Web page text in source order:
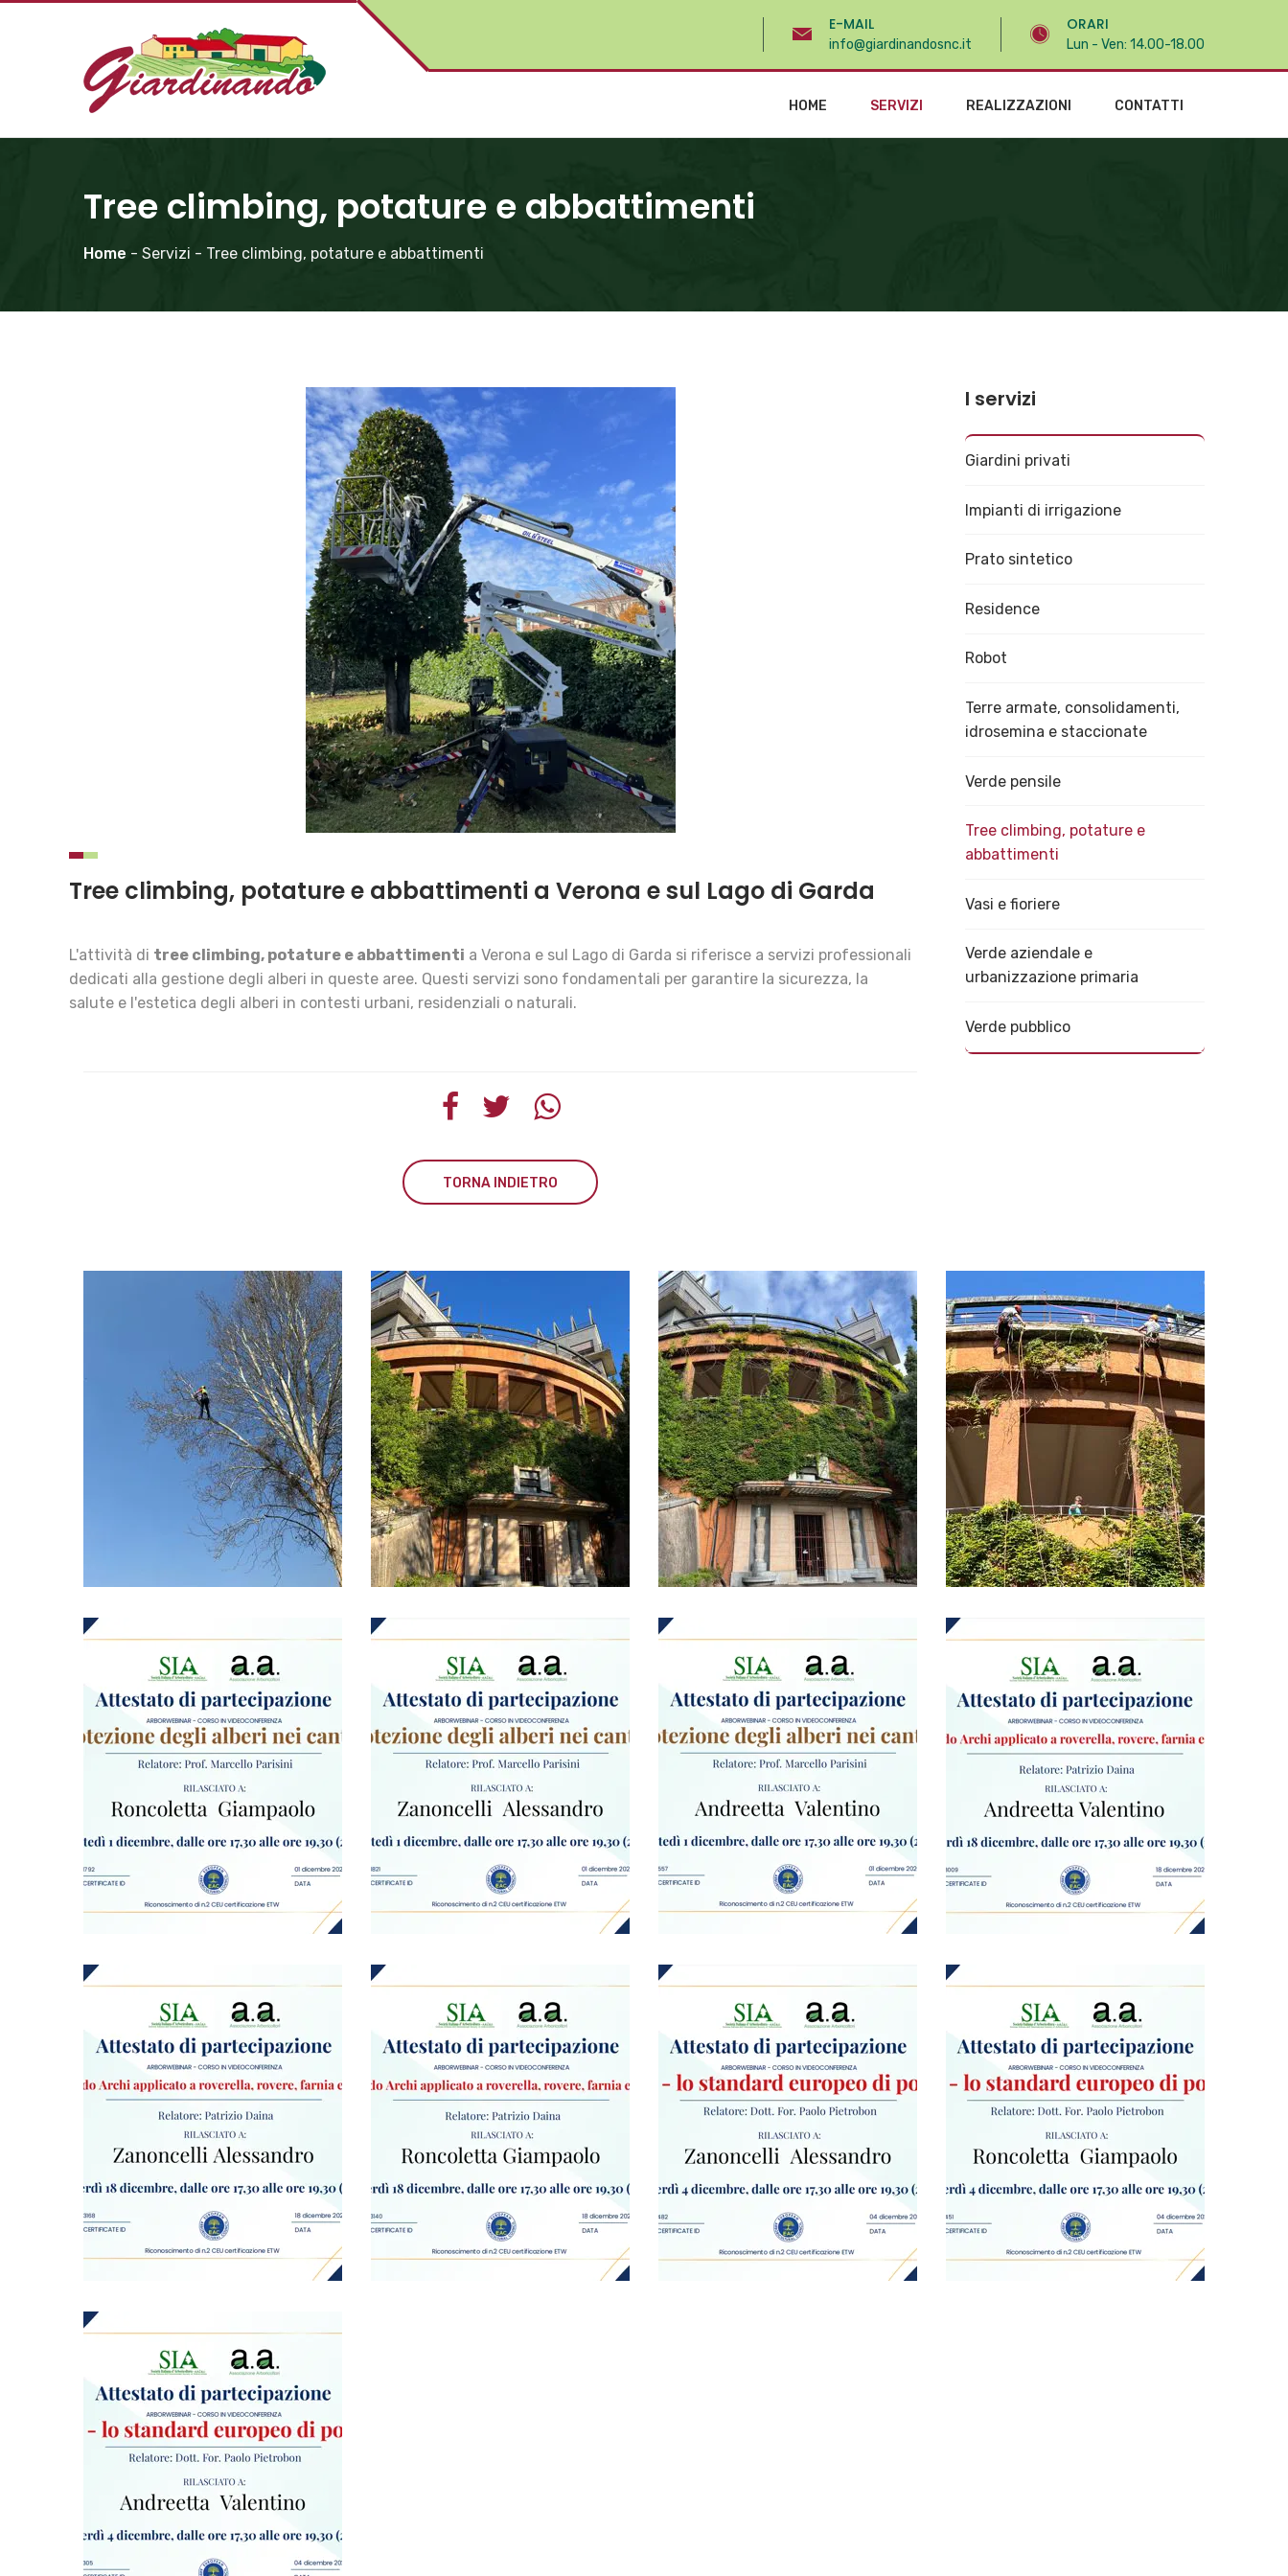
E-MAIL
info@giardinandosnc.it
ORARI
Lun - Ven: 14.00-18.00
HOME SERVIZI REALIZZAZIONI CONTATTI
Tree climbing, potature e abbattimenti
Home - Servizi - Tree climbing, potature e abbattimenti
Tree climbing, potature e abbattimenti a Verona e sul Lago di Garda
L'attività di tree climbing, potature e abbattimenti a Verona e sul Lago di Garda si riferisce a servizi professionali
dedicati alla gestione degli alberi in queste aree. Questi servizi sono fondamentali per garantire la sicurezza, la
salute e l'estetica degli alberi in contesti urbani, residenziali o naturali.
TORNA INDIETRO
I servizi
Giardini privati
Impianti di irrigazione
Prato sintetico
Residence
Robot
Terre armate, consolidamenti,
idrosemina e staccionate
Verde pensile
Tree climbing, potature e
abbattimenti
Vasi e fioriere
Verde aziendale e
urbanizzazione primaria
Verde pubblico